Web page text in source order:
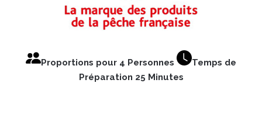
Proportions pour 4 Personnes
Temps de
Préparation 25 Minutes